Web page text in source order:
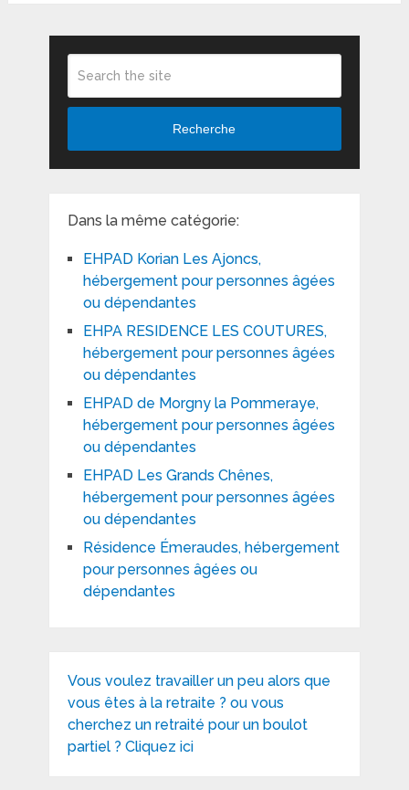
Recherche
Dans la même catégorie:
EHPAD Korian Les Ajoncs,
hébergement pour personnes âgées
ou dépendantes
EHPA RESIDENCE LES COUTURES,
hébergement pour personnes âgées
ou dépendantes
EHPAD de Morgny la Pommeraye,
hébergement pour personnes âgées
ou dépendantes
EHPAD Les Grands Chênes,
hébergement pour personnes âgées
ou dépendantes
Résidence Émeraudes, hébergement
pour personnes âgées ou
dépendantes
Vous voulez travailler un peu alors que
vous êtes à la retraite ? ou vous
cherchez un retraité pour un boulot
partiel ? Cliquez ici